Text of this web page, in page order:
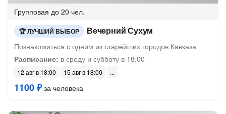
Групповая до 20 чел.
ЛУЧШИЙ ВЫБОР Вечерний Сухум
Познакомиться с одним из старейших городов Кавказа
Расписание: в среду и субботу в 18:00
12 авг в 18:00 15 авг в 18:00
1100 ₽за человека